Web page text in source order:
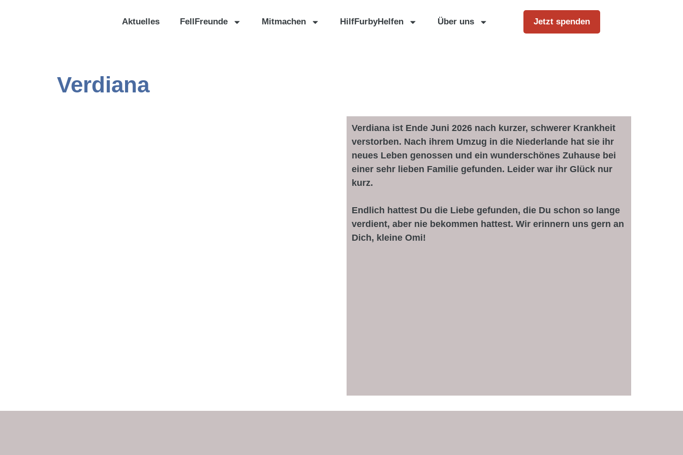
Aktuelles FellFreunde Mitmachen HilfFurbyHelfen Über uns Jetzt spenden
Verdiana
Verdiana ist Ende Juni 2026 nach kurzer, schwerer Krankheit
verstorben. Nach ihrem Umzug in die Niederlande hat sie ihr
neues Leben genossen und ein wunderschönes Zuhause bei
einer sehr lieben Familie gefunden. Leider war ihr Glück nur
kurz.
Endlich hattest Du die Liebe gefunden, die Du schon so lange
verdient, aber nie bekommen hattest. Wir erinnern uns gern an
Dich, kleine Omi!